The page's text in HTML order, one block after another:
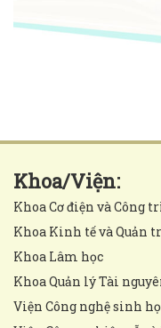
Khoa/Viện:
Khoa Cơ điện và Công
Khoa Kinh tế và Quản
Khoa Lâm học
Khoa Quản lý Tài
Viện Công nghệ sinh